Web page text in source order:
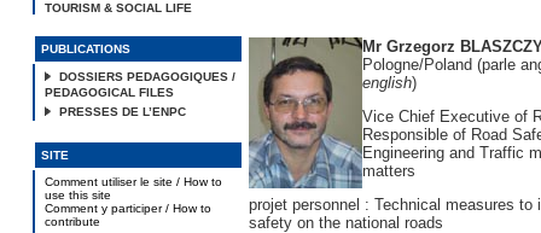
TOURISM & SOCIAL LIFE
PUBLICATIONS
DOSSIERS PEDAGOGIQUES /
PEDAGOGICAL FILES
PRESSES DE L’ENPC
SITE
Comment utiliser le site / How to
use this site
Comment y participer / How to
contribute
Mr Grzegorz
Pologne/Poland (parle
english)
Vice Chief Executive of
Responsible of Road
Engineering and Traffic
matters
projet personnel : Technical measures to
safety on the national roads